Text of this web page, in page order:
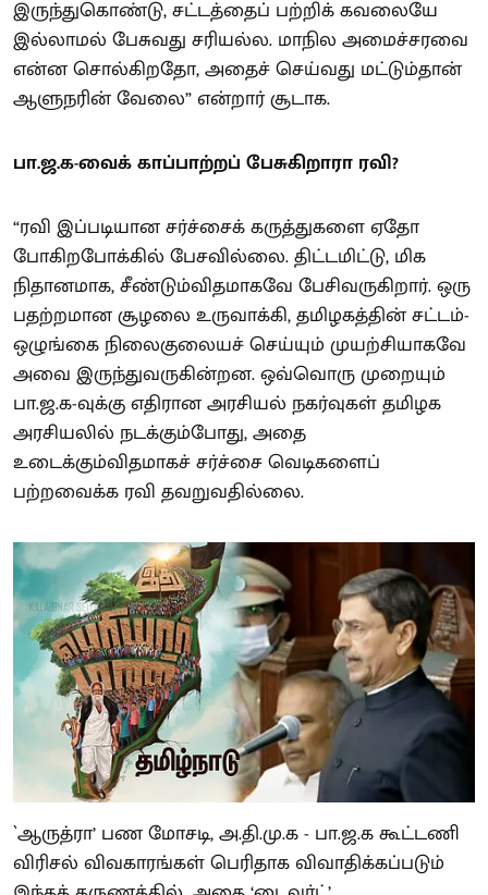
இருந்துகொண்டு, சட்டத்தைப் பற்றிக் கவலையே
இல்லாமல் பேசுவது சரியல்ல. மாநில அமைச்சரவை
என்ன சொல்கிறதோ, அதைச் செய்வது மட்டும்தான்
ஆளுநரின் வேலை” என்றார் சூடாக.
பா.ஜ.க-வைக் காப்பாற்றப் பேசுகிறாரா ரவி?
“ரவி இப்படியான சர்ச்சைக் கருத்துகளை ஏதோ
போகிறபோக்கில் பேசவில்லை. திட்டமிட்டு, மிக
நிதானமாக, சீண்டும்விதமாகவே பேசிவருகிறார். ஒரு
பதற்றமான சூழலை உருவாக்கி, தமிழகத்தின் சட்டம்-
ஒழுங்கை நிலைகுலையச் செய்யும் முயற்சியாகவே
அவை இருந்துவருகின்றன. ஒவ்வொரு முறையும்
பா.ஜ.க-வுக்கு எதிரான அரசியல் நகர்வுகள் தமிழக
அரசியலில் நடக்கும்போது, அதை
உடைக்கும்விதமாகச் சர்ச்சை வெடிகளைப்
பற்றவைக்க ரவி தவறுவதில்லை.
`ஆருத்ரா’ பண மோசடி, அ.தி.மு.க - பா.ஜ.க கூட்டணி
விரிசல் விவகாரங்கள் பெரிதாக விவாதிக்கப்படும்